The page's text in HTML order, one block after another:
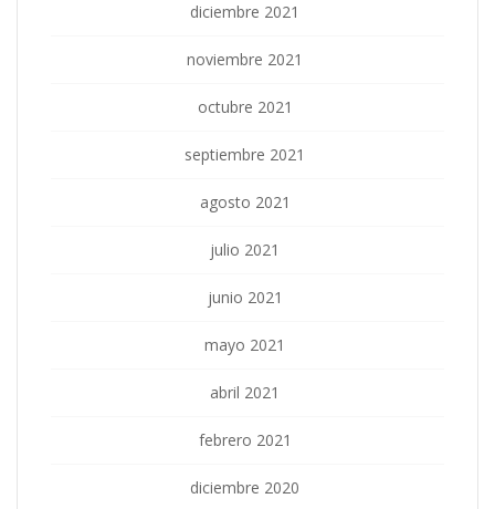
diciembre 2021
noviembre 2021
octubre 2021
septiembre 2021
agosto 2021
julio 2021
junio 2021
mayo 2021
abril 2021
febrero 2021
diciembre 2020